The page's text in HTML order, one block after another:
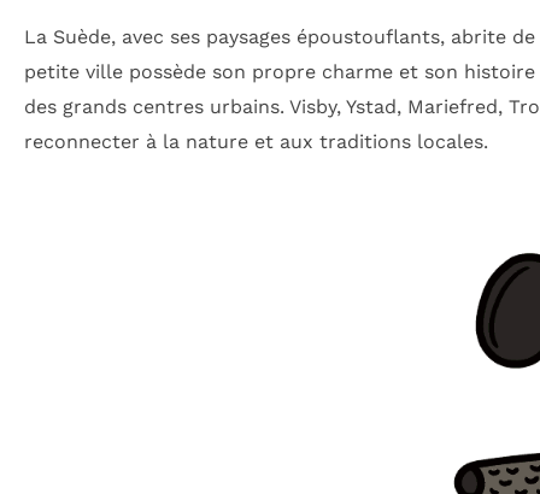
La Suède, avec ses paysages époustouflants, abrite
petite ville possède son propre charme et son
des grands centres urbains. Visby, Ystad, Mariefred,
reconnecter à la nature et aux traditions locales.